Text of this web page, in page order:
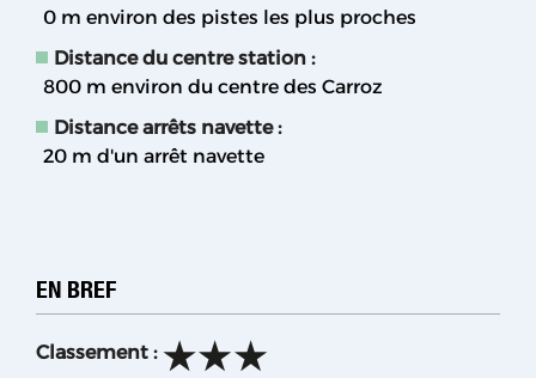
0 m environ des pistes les plus proches
Distance du centre station :
800 m environ du centre des Carroz
Distance arrêts navette :
20 m d'un arrêt navette
EN BREF
Classement :